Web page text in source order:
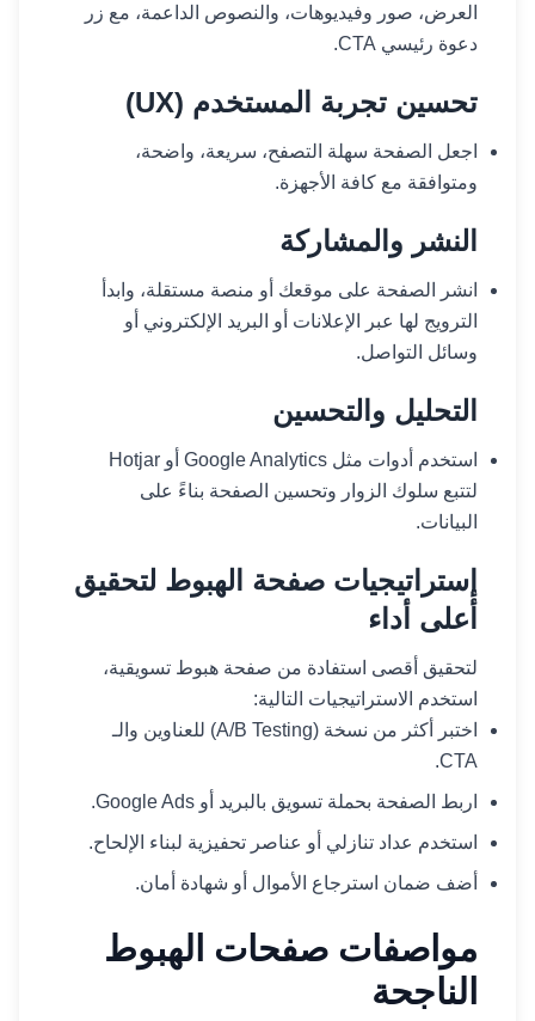
العرض، صور وفيديوهات، والنصوص الداعمة، مع زر
دعوة رئيسي CTA.
تحسين تجربة المستخدم (UX)
اجعل الصفحة سهلة التصفح، سريعة، واضحة،
ومتوافقة مع كافة الأجهزة.
النشر والمشاركة
انشر الصفحة على موقعك أو منصة مستقلة، وابدأ
الترويج لها عبر الإعلانات أو البريد الإلكتروني أو
وسائل التواصل.
التحليل والتحسين
استخدم أدوات مثل Google Analytics أو Hotjar
لتتبع سلوك الزوار وتحسين الصفحة بناءً على
البيانات.
إستراتيجيات صفحة الهبوط لتحقيق
أعلى أداء
لتحقيق أقصى استفادة من صفحة هبوط تسويقية،
استخدم الاستراتيجيات التالية:
اختبر أكثر من نسخة (A/B Testing) للعناوين والـ
CTA.
اربط الصفحة بحملة تسويق بالبريد أو Google Ads.
استخدم عداد تنازلي أو عناصر تحفيزية لبناء الإلحاح.
أضف ضمان استرجاع الأموال أو شهادة أمان.
مواصفات صفحات الهبوط
الناجحة